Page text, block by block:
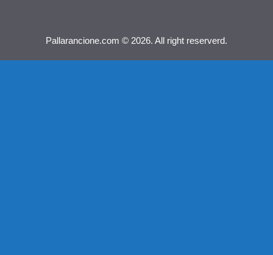
Pallarancione.com © 2026. All right reserverd.